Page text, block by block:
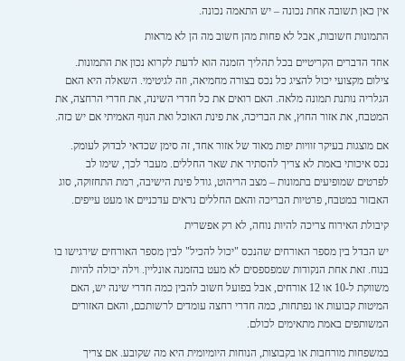
אין כאן תשובה אחת נכונה – יש התאמה נכונה.
התמונות חשובות, אבל לא פחות מהן חשוב מה הן לא מראות
אחד הדברים הקריטיים בכל תהליך הזמנה הוא לדעת לקרוא נכון את התמונות.
צילום מקצועי יכול להציג כל נכס בצורה מחמיאה, וזה לגיטימי. השאלה היא האם
הגלריה נותנת תמונה מלאה. האם רואים את כל חדרי השינה, את חדרי הרחצה, את
המטבח, את אזור החוץ, את הבריכה, את פינת האוכל ואת הנוף האמיתי אם יש כזה.
אם מוצגות בעיקר זוויות יפות מאוד של אזור אחד, זה סימן שכדאי לבדוק לעומק.
נכס איכותי באמת לא צריך להסתיר את שאר החללים. מעבר לכך, שימו לב
לפרטים שמופיעים בתמונות – מצב הריהוט, גודל פינת הישיבה, רמת התחזוקה, סוג
האבזור במטבח, פרטיות הבריכה והאם החללים נראים עדכניים או מעט עייפים.
קיבולת האירוח צריכה להיות נוחה, לא רק אפשרית
יש הבדל בין מספר האורחים שהנכס "יכול להכיל" לבין מספר האורחים שירגישו בו
בנוח. זאת אחת הנקודות שמפספסים לא מעט בהזמנה אונליין. וילה יכולה להיות
משווקת ל-10 או 12 אורחים, אבל בפועל חשוב להבין כמה חדרי שינה יש, האם
המיטות קבועות או נפתחות, כמה חדרי רחצה עומדים לרשותכם, והאם האזורים
המשותפים באמת מתאימים לכולם.
במשפחות מורחבות או בקבוצות, הנוחות היומיומית היא מה שקובע. אם צריך